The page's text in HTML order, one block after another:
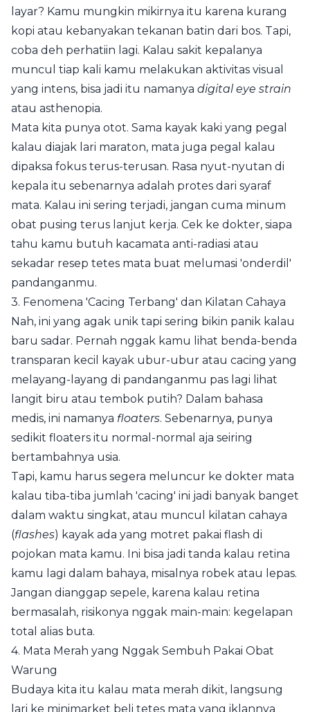
layar? Kamu mungkin mikirnya itu karena kurang
kopi atau kebanyakan tekanan batin dari bos. Tapi,
coba deh perhatiin lagi. Kalau sakit kepalanya
muncul tiap kali kamu melakukan aktivitas visual
yang intens, bisa jadi itu namanya digital eye strain
atau asthenopia.
Mata kita punya otot. Sama kayak kaki yang pegal
kalau diajak lari maraton, mata juga pegal kalau
dipaksa fokus terus-terusan. Rasa nyut-nyutan di
kepala itu sebenarnya adalah protes dari syaraf
mata. Kalau ini sering terjadi, jangan cuma minum
obat pusing terus lanjut kerja. Cek ke dokter, siapa
tahu kamu butuh kacamata anti-radiasi atau
sekadar resep tetes mata buat melumasi 'onderdil'
pandanganmu.
3. Fenomena 'Cacing Terbang' dan Kilatan Cahaya
Nah, ini yang agak unik tapi sering bikin panik kalau
baru sadar. Pernah nggak kamu lihat benda-benda
transparan kecil kayak ubur-ubur atau cacing yang
melayang-layang di pandanganmu pas lagi lihat
langit biru atau tembok putih? Dalam bahasa
medis, ini namanya floaters. Sebenarnya, punya
sedikit floaters itu normal-normal aja seiring
bertambahnya usia.
Tapi, kamu harus segera meluncur ke dokter mata
kalau tiba-tiba jumlah 'cacing' ini jadi banyak banget
dalam waktu singkat, atau muncul kilatan cahaya
(flashes) kayak ada yang motret pakai flash di
pojokan mata kamu. Ini bisa jadi tanda kalau retina
kamu lagi dalam bahaya, misalnya robek atau lepas.
Jangan dianggap sepele, karena kalau retina
bermasalah, risikonya nggak main-main: kegelapan
total alias buta.
4. Mata Merah yang Nggak Sembuh Pakai Obat
Warung
Budaya kita itu kalau mata merah dikit, langsung
lari ke minimarket beli tetes mata yang iklannya